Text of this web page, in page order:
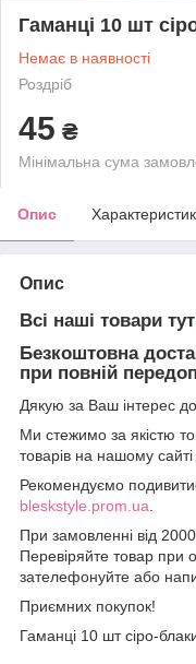
Гаманці 10 шт
Немає в наявності
Роздріб
45 ₴
Мінімальна сума
Опис
Опис
Всі наші товари
Безкоштовна
при повній
Дякую за Ваш інтерес
Ми стежимо за якістю
товарів на нашому сайті
Рекомендуємо
bleskstyle.prom.ua.
При замовленні від
Перевіряйте товар при
зателефонуйте або
Приємних покупок!
Гаманці 10 шт сіро-